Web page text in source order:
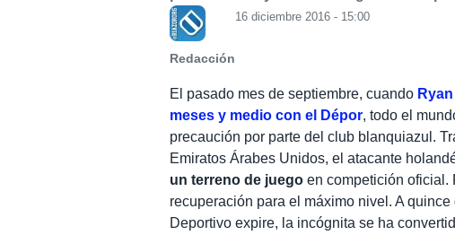
Redacción
16 diciembre 2016 - 15:00
El pasado mes de septiembre, cuando
meses y medio con el Dépor, todo el
precaución por parte del club blanquiazul.
Emiratos Árabes Unidos, el atacante
un terreno de juego en competición oficial.
recuperación para el máximo nivel. A
Deportivo expire, la incógnita se ha